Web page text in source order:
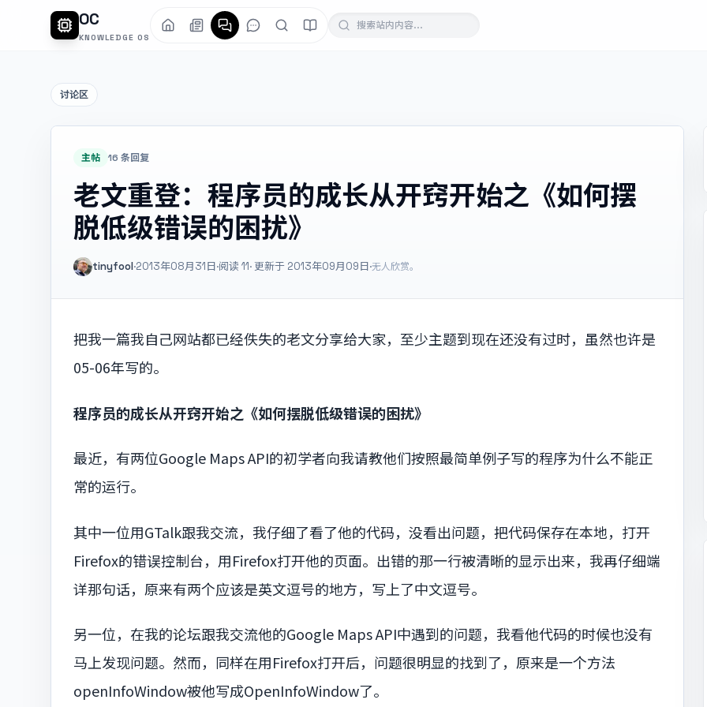
OC
KNOWLEDGE OS
讨论区
主帖 16 条回复
老文重登：程序员的成长从开窍开始之《如何摆
脱低级错误的困扰》
tinyfool·2013年08月31日·阅读 11· 更新于 2013年09月09日·无人欣赏。
把我一篇我自己网站都已经佚失的老文分享给大家，至少主题到现在还没有过时，虽然也许是
05-06年写的。
程序员的成长从开窍开始之《如何摆脱低级错误的困扰》
最近，有两位Google Maps API的初学者向我请教他们按照最简单例子写的程序为什么不能正
常的运行。
其中一位用GTalk跟我交流，我仔细了看了他的代码，没看出问题，把代码保存在本地，打开
Firefox的错误控制台，用Firefox打开他的页面。出错的那一行被清晰的显示出来，我再仔细端
详那句话，原来有两个应该是英文逗号的地方，写上了中文逗号。
另一位，在我的论坛跟我交流他的Google Maps API中遇到的问题，我看他代码的时候也没有
马上发现问题。然而，同样在用Firefox打开后，问题很明显的找到了，原来是一个方法
openInfoWindow被他写成OpenInfoWindow了。